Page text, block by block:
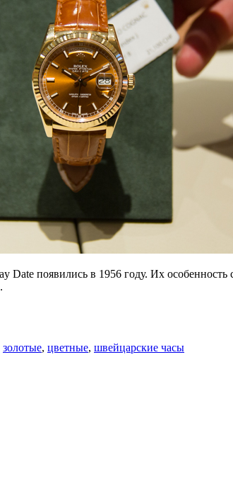
Date появились в 1956 году. Их
золотые, цветные, швейцарские часы